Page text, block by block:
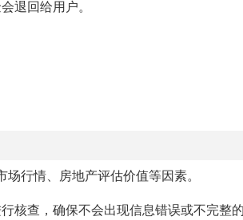
退回给用户。
行情、房地产评估价值等因素。
核查，确保不会出现信息错误或不完整的